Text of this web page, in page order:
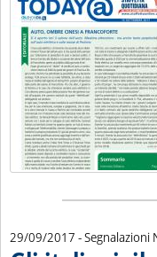
Lista allegati
29/09/2017 - Segnalazioni